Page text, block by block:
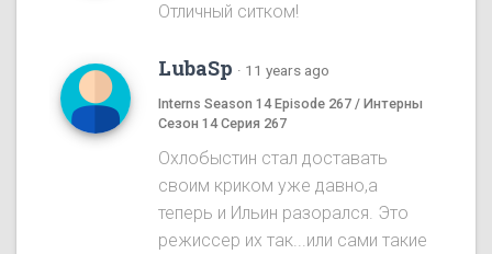
Отличный ситком!
LubaSp · 11 years ago
Interns Season 14 Episode 267 / Интерны
Сезон 14 Серия 267
Охлобыстин стал доставать
своим криком уже давно,а
теперь и Ильин разорался. Это
режиссер их так...или сами такие